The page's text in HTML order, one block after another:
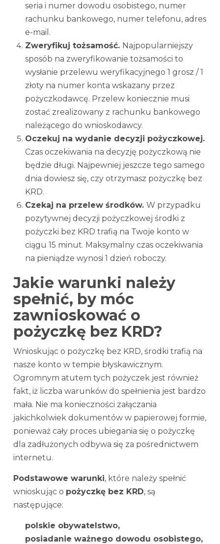
seria i numer dowodu osobistego, numer
rachunku bankowego, numer telefonu, adres
e-mail.
Zweryfikuj tożsamość. Najpopularniejszy
sposób na zweryfikowanie tożsamości to
wysłanie przelewu weryfikacyjnego 1 grosz / 1
złoty na numer konta wskazany przez
pożyczkodawcę. Przelew koniecznie musi
zostać zrealizowany z rachunku bankowego
należącego do wnioskodawcy.
Oczekuj na wydanie decyzji pożyczkowej.
Czas oczekiwania na decyzję pożyczkową nie
będzie długi. Najpewniej jeszcze tego samego
dnia dowiesz się, czy otrzymasz pożyczkę bez
KRD.
Czekaj na przelew środków. W przypadku
pozytywnej decyzji pożyczkowej środki z
pożyczki bez KRD trafią na Twoje konto w
ciągu 15 minut. Maksymalny czas oczekiwania
na pieniądze wynosi 1 dzień roboczy.
Jakie warunki należy
spełnić, by móc
zawnioskować o
pożyczkę bez KRD?
Wnioskując o pożyczkę bez KRD, środki trafią na
nasze konto w tempie błyskawicznym.
Ogromnym atutem tych pożyczek jest również
fakt, iż liczba warunków do spełnienia jest bardzo
mała. Nie ma konieczności załączania
jakichkolwiek dokumentów w papierowej formie,
ponieważ cały proces ubiegania się o pożyczkę
dla zadłużonych odbywa się za pośrednictwem
internetu.
Podstawowe warunki, które należy spełnić
wnioskując o pożyczkę bez KRD, są
następujące:
polskie obywatelstwo,
posiadanie ważnego dowodu osobistego,